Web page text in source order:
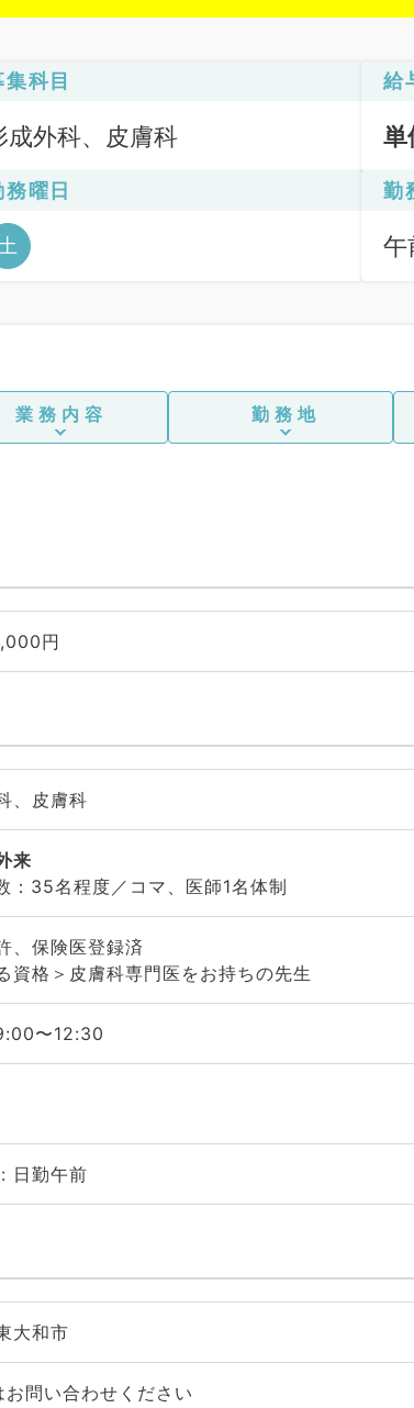
集科目
成外科、皮膚科
給
務曜日
土
勤
午
業務内容 勤務地
円
、皮膚科
来
：35名程度／コマ、医師1名体制
、保険医登録済
資格＞皮膚科専門医をお持ちの先生
〜12:30
日勤午前
大和市
お問い合わせください